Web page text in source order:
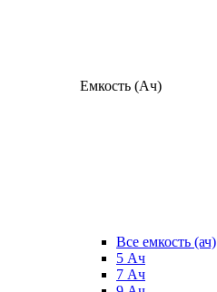
Емкость (Ач)
Все емкость (ач)
5 Ач
7 Ач